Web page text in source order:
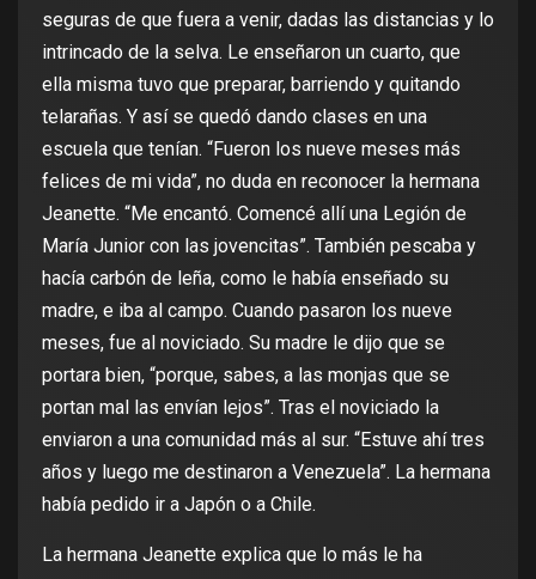
seguras de que fuera a venir, dadas las distancias y lo
intrincado de la selva. Le enseñaron un cuarto, que
ella misma tuvo que preparar, barriendo y quitando
telarañas. Y así se quedó dando clases en una
escuela que tenían. “Fueron los nueve meses más
felices de mi vida”, no duda en reconocer la hermana
Jeanette. “Me encantó. Comencé allí una Legión de
María Junior con las jovencitas”. También pescaba y
hacía carbón de leña, como le había enseñado su
madre, e iba al campo. Cuando pasaron los nueve
meses, fue al noviciado. Su madre le dijo que se
portara bien, “porque, sabes, a las monjas que se
portan mal las envían lejos”. Tras el noviciado la
enviaron a una comunidad más al sur. “Estuve ahí tres
años y luego me destinaron a Venezuela”. La hermana
había pedido ir a Japón o a Chile.
La hermana Jeanette explica que lo más le ha